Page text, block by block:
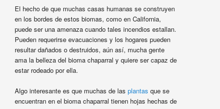
El hecho de que muchas casas humanas se construyen
en los bordes de estos biomas, como en California,
puede ser una amenaza cuando tales incendios estallan.
Pueden requerirse evacuaciones y los hogares pueden
resultar dañados o destruidos, aún así, mucha gente
ama la belleza del bioma chaparral y quiere ser capaz de
estar rodeado por ella.
Algo interesante es que muchas de las plantas que se
encuentran en el bioma chaparral tienen hojas hechas de